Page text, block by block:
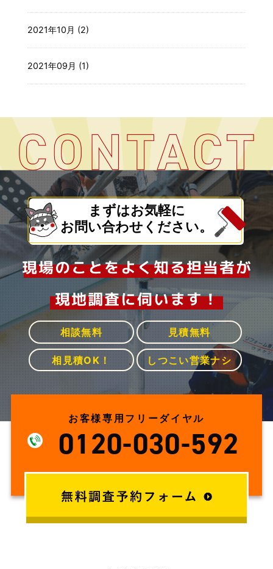
2021年10月 (2)
2021年09月 (1)
まずはお気軽に
お問い合わせください。
相談無料 見積無料
相見積OK！ しつこい営業ナシ
お客様専用フリーダイヤル
0120-030-592